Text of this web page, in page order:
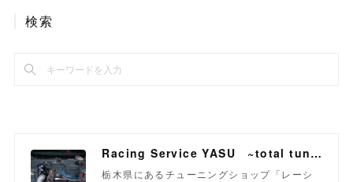
検索
Racing Service YASU ~total tuning proshop~
栃木県にあるチューニングショップ「レーシ